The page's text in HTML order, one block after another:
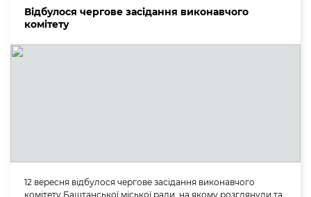
Відбулося чергове засідання виконавчого
комітету
12 вересня відбулося чергове засідання виконавчого
комітету Баштанської міської ради, на якому розглянули та